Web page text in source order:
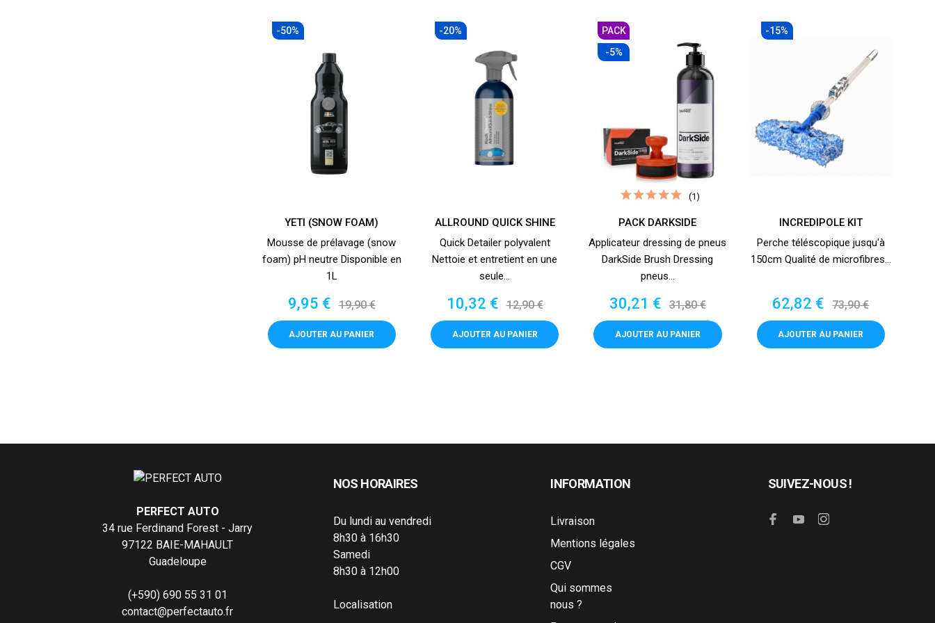
YETI (SNOW FOAM)
Mousse de prélavage (snow
foam) pH neutre Disponible en
1L
Prix
9,95 € Prix
de
base
19,90 €
AJOUTER AU PANIER
-50%
ALLROUND QUICK SHINE
Quick Detailer polyvalent
Nettoie et entretient en une
seule...
Prix
10,32 € Prix
de
base
12,90 €
AJOUTER AU PANIER
-20%
(1)
PACK DARKSIDE
Applicateur dressing de pneus
DarkSide Brush Dressing
pneus...
Prix
30,21 € Prix
de
base
31,80 €
AJOUTER AU PANIER
PACK
-5%
INCREDIPOLE KIT
Perche téléscopique jusqu'à
150cm Qualité de microfibres...
Prix
62,82 € Prix
de
base
73,90 €
AJOUTER AU PANIER
-15%
PERFECT AUTO
34 rue Ferdinand Forest - Jarry
97122 BAIE-MAHAULT
Guadeloupe
(+590) 690 55 31 01
contact@perfectauto.fr
NOS HORAIRES
Du lundi au vendredi
8h30 à 16h30
Samedi
8h30 à 12h00
Localisation
INFORMATION
Livraison
Mentions légales
CGV
Qui sommes
nous ?
SUIVEZ-NOUS !